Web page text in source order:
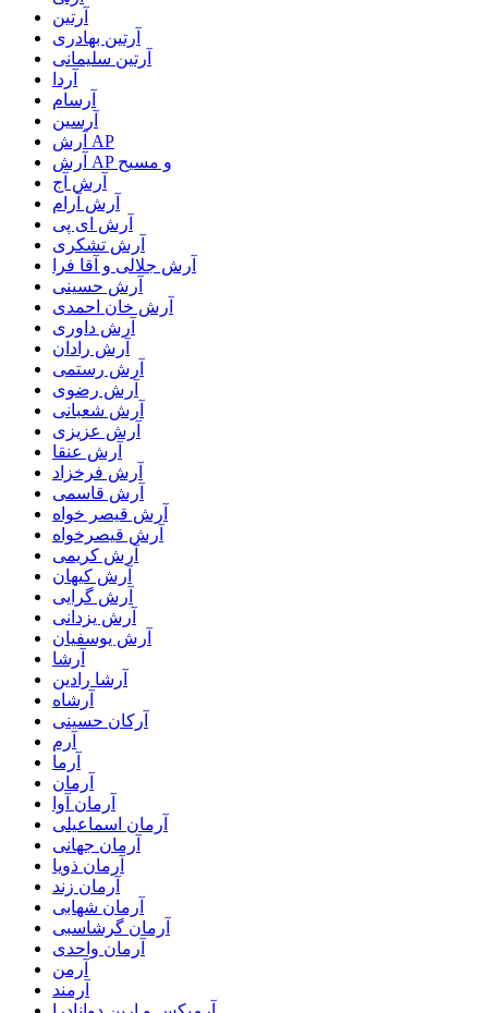
آرتین
آرتین بهادری
آرتین سلیمانی
آردا
آرسام
آرسین
آرش AP
آرش AP و مسیح
آرش آج
آرش آرام
آرش ای پی
آرش تشکری
آرش جلالی و آقا فرا
آرش حسینی
آرش خان احمدی
آرش داوری
آرش رادان
آرش رستمى
آرش رضوی
آرش شعبانی
آرش عزیزی
آرش عنقا
آرش فرخزاد
آرش قاسمی
آرش قیصر خواه
آرش قیصرخواه
آرش کریمی
آرش کیهان
آرش گرایی
آرش یزدانی
آرش یوسفیان
آرشا
آرشا رادین
آرشاه
آرکان حسینی
آرم
آرما
آرمان
آرمان آوا
آرمان اسماعیلی
آرمان جهانی
آرمان ذویا
آرمان زند
آرمان شهابی
آرمان گرشاسبی
آرمان واحدی
آرمن
آرمند